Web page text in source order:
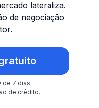
lateraliza.
de negociação
de 7 dias.
de crédito.